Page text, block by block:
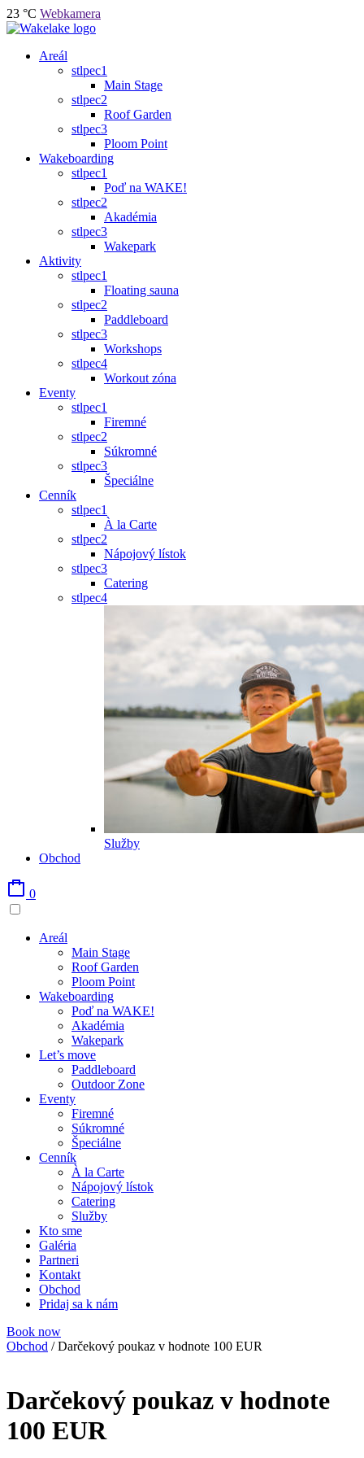
23 °C Webkamera
Areál
stlpec1
Main Stage
stlpec2
Roof Garden
stlpec3
Ploom Point
Wakeboarding
stlpec1
Poď na WAKE!
stlpec2
Akadémia
stlpec3
Wakepark
Aktivity
stlpec1
Floating sauna
stlpec2
Paddleboard
stlpec3
Workshops
stlpec4
Workout zóna
Eventy
stlpec1
Firemné
stlpec2
Súkromné
stlpec3
Špeciálne
Cenník
stlpec1
À la Carte
stlpec2
Nápojový lístok
stlpec3
Catering
stlpec4
Služby
Obchod
0
Areál
Main Stage
Roof Garden
Ploom Point
Wakeboarding
Poď na WAKE!
Akadémia
Wakepark
Let’s move
Paddleboard
Outdoor Zone
Eventy
Firemné
Súkromné
Špeciálne
Cenník
À la Carte
Nápojový lístok
Catering
Služby
Kto sme
Galéria
Partneri
Kontakt
Obchod
Pridaj sa k nám
Book now
Obchod /Darčekový poukaz v hodnote 100 EUR
Darčekový poukaz v hodnote
100 EUR